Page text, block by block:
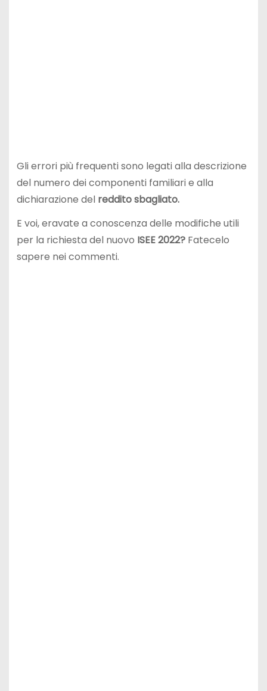
Gli errori più frequenti sono legati alla descrizione
del numero dei componenti familiari e alla
dichiarazione del reddito sbagliato.
E voi, eravate a conoscenza delle modifiche utili
per la richiesta del nuovo ISEE 2022?Fatecelo
sapere nei commenti.